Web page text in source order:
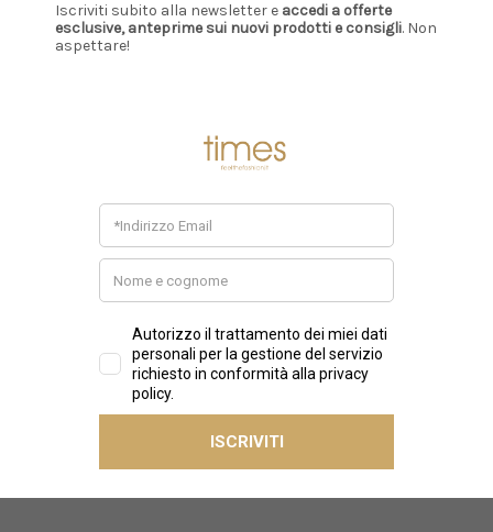
Iscriviti subito alla newsletter e accedi a offerte
esclusive, anteprime sui nuovi prodotti e consigli. Non
aspettare!